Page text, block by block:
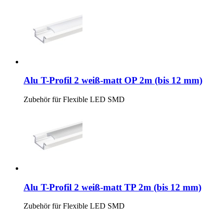
Alu T-Profil 2 weiß-matt OP 2m (bis 12 mm)
Zubehör für Flexible LED SMD
Alu T-Profil 2 weiß-matt TP 2m (bis 12 mm)
Zubehör für Flexible LED SMD